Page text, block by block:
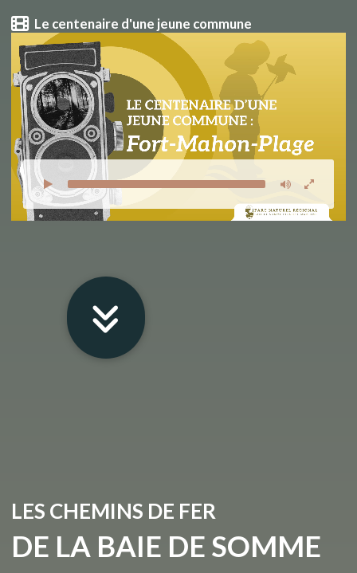
Le centenaire d'une jeune commune
LES CHEMINS DE FER
DE LA BAIE DE SOMME